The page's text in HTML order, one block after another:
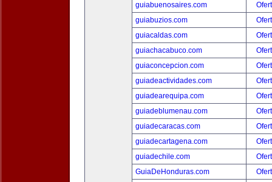
guiabuenosaires.com
guiabuzios.com
guiacaldas.com
guiachacabuco.com
guiaconcepcion.com
guiadeactividades.com
guiadearequipa.com
guiadeblumenau.com
guiadecaracas.com
guiadecartagena.com
guiadechile.com
GuiaDeHonduras.com